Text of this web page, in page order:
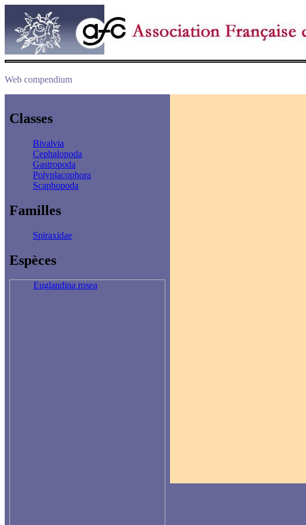
Web compendium
Classes
Bivalvia
Cephalopoda
Gastropoda
Polyplacophora
Scaphopoda
Familles
Spiraxidae
Espèces
Euglandina rosea